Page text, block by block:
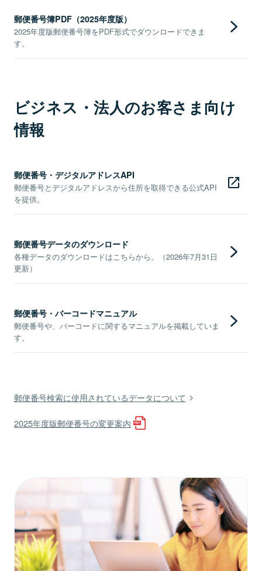
郵便番号簿PDF（2025年度版）
2025年度版郵便番号簿をPDF形式でダウンロードできま
す。
ビジネス・法人のお客さま向け
情報
郵便番号・デジタルアドレスAPI
郵便番号とデジタルアドレスから住所を取得できる公式API
を提供。
郵便番号データのダウンロード
各種データのダウンロードはこちらから。（2026年7月31日
更新）
郵便番号・バーコードマニュアル
郵便番号や、バーコードに関するマニュアルを掲載していま
す。
郵便番号検索に使用されているデータについて
2025年度版郵便番号の変更案内